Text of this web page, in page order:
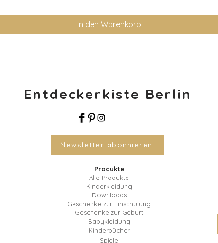
In den Warenkorb
Entdeckerkiste Berlin
Newsletter abonnieren
Produkte
Alle Produkte
Kinderkleidung
Downloads
Geschenke zur Einschulung
Geschenke zur Geburt
Babykleidung
Kinderbücher
Spiele